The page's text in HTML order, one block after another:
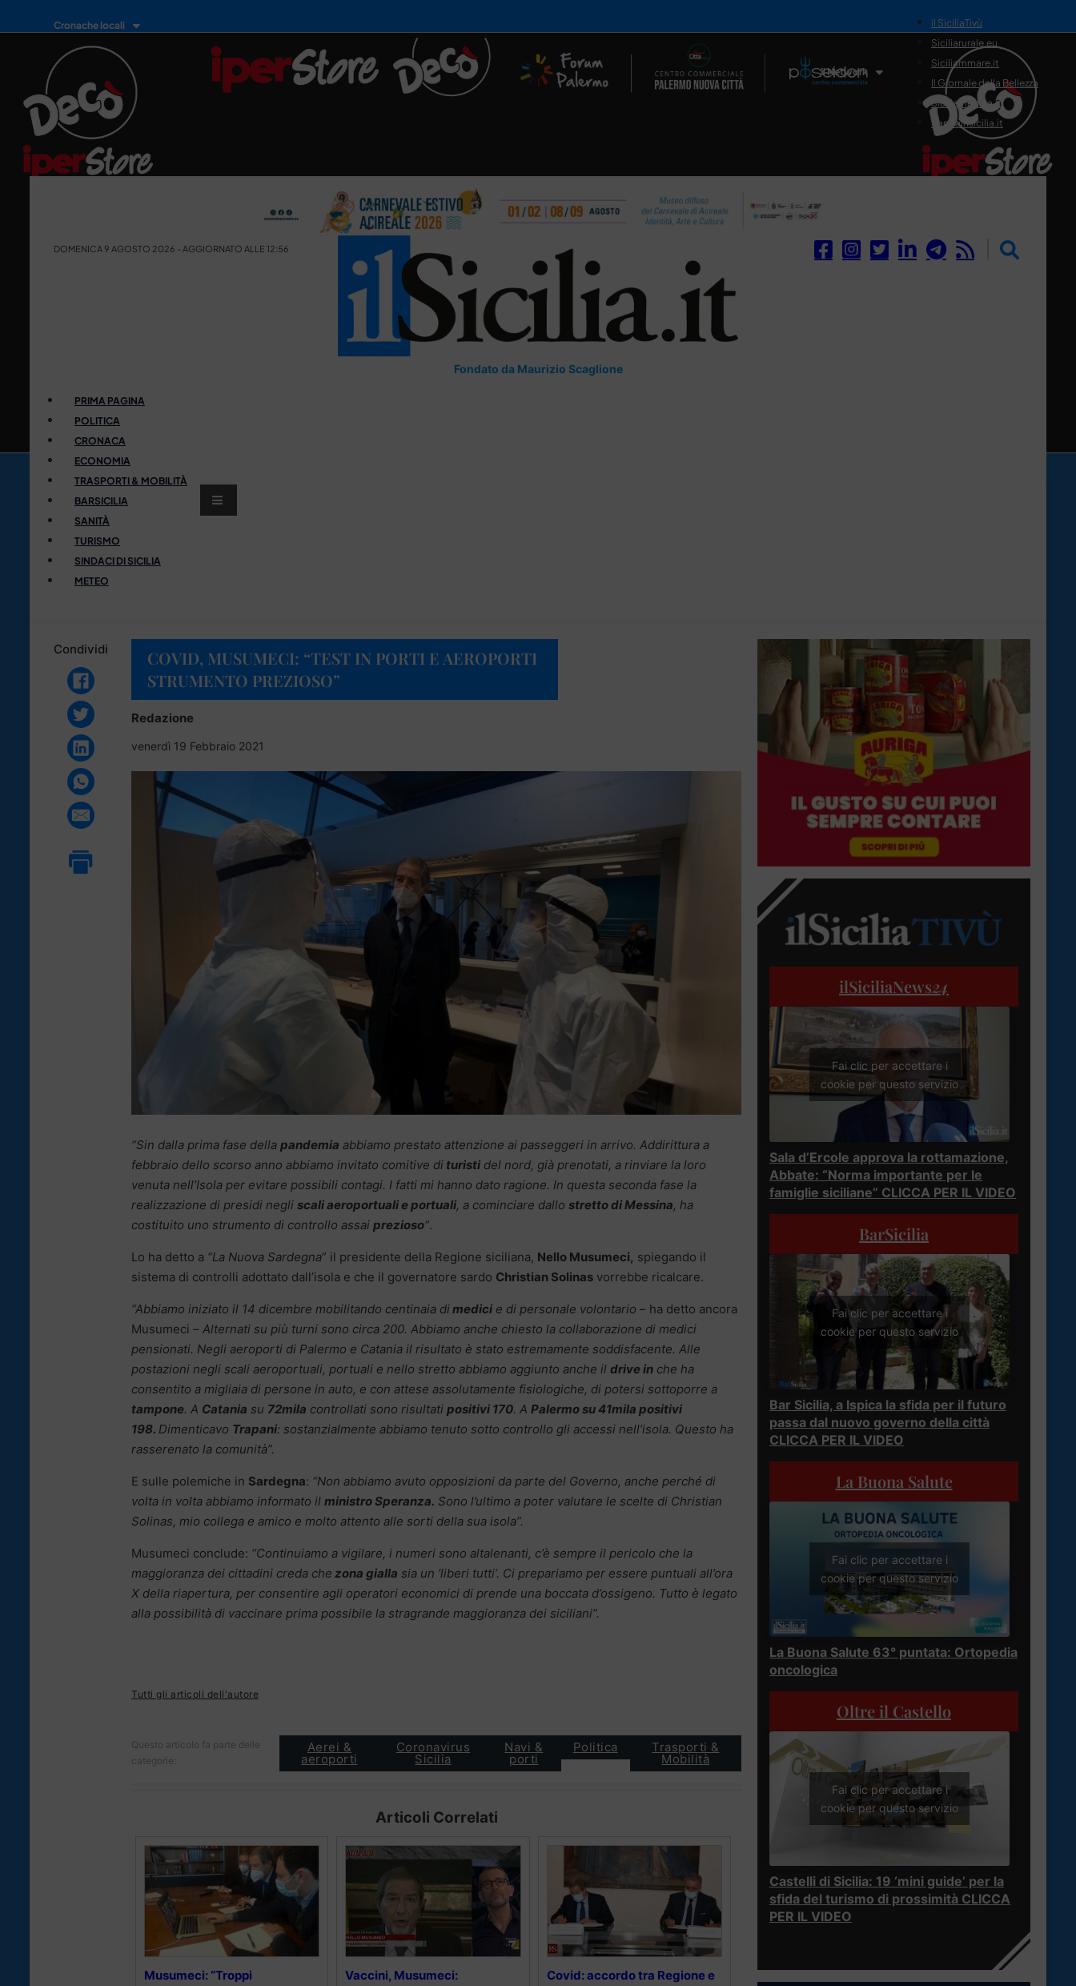
Cronache locali
Il Network
il SiciliaTivù
Siciliarurale.eu
Siciliammare.it
Il Giornale della Bellezza
Siciliamedica.it
Sanitainsicilia.it
DOMENICA 9 AGOSTO 2026 - AGGIORNATO ALLE 12:56
Fondato da Maurizio Scaglione
PRIMA PAGINA
POLITICA
CRONACA
ECONOMIA
TRASPORTI & MOBILITÀ
BARSICILIA
SANITÀ
TURISMO
SINDACI DI SICILIA
METEO
Condividi
COVID, MUSUMECI: “TEST IN PORTI E AEROPORTI
STRUMENTO PREZIOSO”
Redazione
venerdì 19 Febbraio 2021
“Sin dalla prima fase della pandemia abbiamo prestato attenzione ai passeggeri in arrivo. Addirittura a
febbraio dello scorso anno abbiamo invitato comitive di turisti del nord, già prenotati, a rinviare la loro
venuta nell’Isola per evitare possibili contagi. I fatti mi hanno dato ragione. In questa seconda fase la
realizzazione di presidi negli scali aeroportuali e portuali, a cominciare dallo stretto di Messina, ha
costituito uno strumento di controllo assai prezioso“.
Lo ha detto a “La Nuova Sardegna” il presidente della Regione siciliana, Nello Musumeci, spiegando il
sistema di controlli adottato dall’isola e che il governatore sardo Christian Solinas vorrebbe ricalcare.
“Abbiamo iniziato il 14 dicembre mobilitando centinaia dimedici e di personale volontario – ha detto ancora
Musumeci – Alternati su più turni sono circa 200. Abbiamo anche chiesto la collaborazione di medici
pensionati. Negli aeroporti di Palermo e Catania il risultato è stato estremamente soddisfacente. Alle
postazioni negli scali aeroportuali, portuali e nello stretto abbiamo aggiunto anche il drive in che ha
consentito a migliaia di persone in auto, e con attese assolutamente fisiologiche, di potersi sottoporre a
tampone. A Catania su 72mila controllati sono risultati positivi 170. A Palermo su 41mila positivi
198. Dimenticavo Trapani: sostanzialmente abbiamo tenuto sotto controllo gli accessi nell’isola. Questo ha
rasserenato la comunità”.
E sulle polemiche in Sardegna: “Non abbiamo avuto opposizioni da parte del Governo, anche perché di
volta in volta abbiamo informato il ministro Speranza. Sono l’ultimo a poter valutare le scelte di Christian
Solinas, mio collega e amico e molto attento alle sorti della sua isola”.
Musumeci conclude: “Continuiamo a vigilare, i numeri sono altalenanti, c’è sempre il pericolo che la
maggioranza dei cittadini creda che zona gialla sia un ‘liberi tutti’. Ci prepariamo per essere puntuali all’ora
X della riapertura, per consentire agli operatori economici di prende una boccata d’ossigeno. Tutto è legato
alla possibilità di vaccinare prima possibile la stragrande maggioranza dei siciliani”.
Tutti gli articoli dell'autore
Questo articolo fa parte delle
categorie:
Aerei &
aeroporti
Coronavirus
Sicilia
Navi &
porti
Politica Trasporti &
Mobilità
Articoli Correlati
Musumeci: “Troppi
Vaccini, Musumeci:
Covid: accordo tra Regione e
ilSiciliaNews24
Fai clic per accettare i
cookie per questo servizio
Sala d’Ercole approva la rottamazione,
Abbate: “Norma importante per le
famiglie siciliane” CLICCA PER IL VIDEO
BarSicilia
Fai clic per accettare i
cookie per questo servizio
Bar Sicilia, a Ispica la sfida per il futuro
passa dal nuovo governo della città
CLICCA PER IL VIDEO
La Buona Salute
Fai clic per accettare i
cookie per questo servizio
La Buona Salute 63° puntata: Ortopedia
oncologica
Oltre il Castello
Fai clic per accettare i
cookie per questo servizio
Castelli di Sicilia: 19 ‘mini guide’ per la
sfida del turismo di prossimità CLICCA
PER IL VIDEO